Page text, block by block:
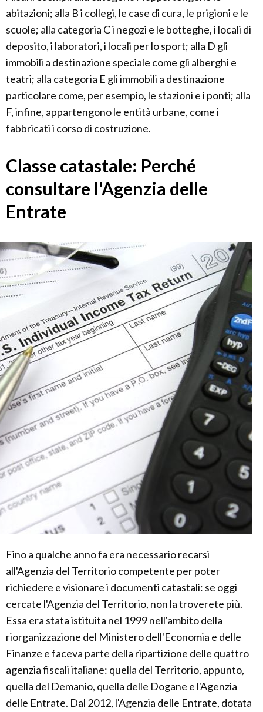
abitazioni; alla B i collegi, le case di cura, le prigioni e le
scuole; alla categoria C i negozi e le botteghe, i locali di
deposito, i laboratori, i locali per lo sport; alla D gli
immobili a destinazione speciale come gli alberghi e
teatri; alla categoria E gli immobili a destinazione
particolare come, per esempio, le stazioni e i ponti; alla
F, infine, appartengono le entità urbane, come i
fabbricati i corso di costruzione.
Classe catastale: Perché
consultare l'Agenzia delle
Entrate
Fino a qualche anno fa era necessario recarsi
all'Agenzia del Territorio competente per poter
richiedere e visionare i documenti catastali: se oggi
cercate l'Agenzia del Territorio, non la troverete più.
Essa era stata istituita nel 1999 nell'ambito della
riorganizzazione del Ministero dell'Economia e delle
Finanze e faceva parte della ripartizione delle quattro
agenzia fiscali italiane: quella del Territorio, appunto,
quella del Demanio, quella delle Dogane e l'Agenzia
delle Entrate. Dal 2012, l'Agenzia delle Entrate, dotata